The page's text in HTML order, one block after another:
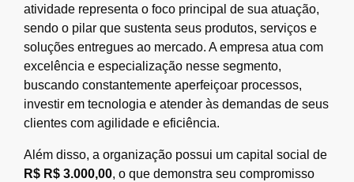
atividade representa o foco principal de sua atuação,
sendo o pilar que sustenta seus produtos, serviços e
soluções entregues ao mercado. A empresa atua com
excelência e especialização nesse segmento,
buscando constantemente aperfeiçoar processos,
investir em tecnologia e atender às demandas de seus
clientes com agilidade e eficiência.
Além disso, a organização possui um capital social de
R$ R$ 3.000,00, o que demonstra seu compromisso